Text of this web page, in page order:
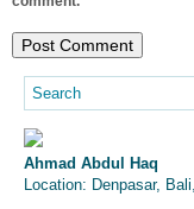
Ahmad Abdul Haq
Location: Denpasar,